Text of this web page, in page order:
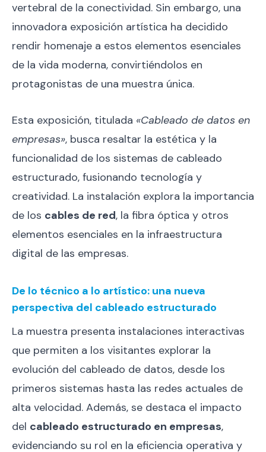
vertebral de la conectividad. Sin embargo, una
innovadora exposición artística ha decidido
rendir homenaje a estos elementos esenciales
de la vida moderna, convirtiéndolos en
protagonistas de una muestra única.
Esta exposición, titulada «Cableado de datos en
empresas», busca resaltar la estética y la
funcionalidad de los sistemas de cableado
estructurado, fusionando tecnología y
creatividad. La instalación explora la importancia
de los cables de red, la fibra óptica y otros
elementos esenciales en la infraestructura
digital de las empresas.
De lo técnico a lo artístico: una nueva
perspectiva del cableado estructurado
La muestra presenta instalaciones interactivas
que permiten a los visitantes explorar la
evolución del cableado de datos, desde los
primeros sistemas hasta las redes actuales de
alta velocidad. Además, se destaca el impacto
del cableado estructurado en empresas,
evidenciando su rol en la eficiencia operativa y